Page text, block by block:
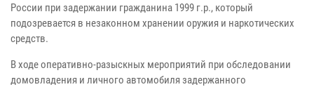
России при задержании гражданина 1999 г.р., который
подозревается в незаконном хранении оружия и наркотических
средств.
В ходе оперативно-разыскных мероприятий при обследовании
домовладения и личного автомобиля задержанного